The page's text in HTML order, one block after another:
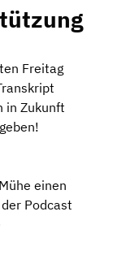
Freitag
in Zukunft
einen
Podcast